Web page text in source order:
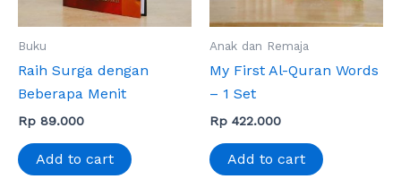
Buku
Raih Surga dengan
Beberapa Menit
Rp 89.000
Add to cart
Anak dan Remaja
My First Al-Quran Words
– 1 Set
Rp 422.000
Add to cart